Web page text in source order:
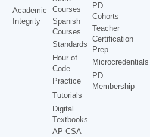
Academic
Integrity
Courses
Spanish
Courses
Standards
Hour of
Code
Practice
Tutorials
Digital
Textbooks
AP CSA
PD
Cohorts
Teacher
Certification
Prep
Microcredentials
PD
Membership